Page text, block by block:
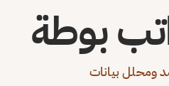
بوطة
ومحلل بيانات